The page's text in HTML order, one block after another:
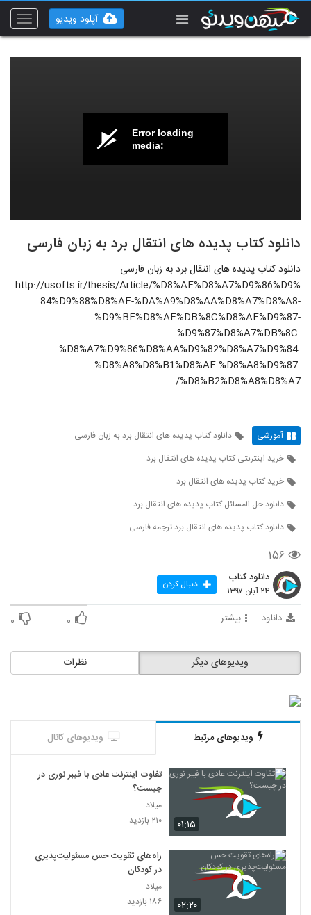
Toggle
آپلود ویدیو
Error loading
media:
دانلود کتاب پدیده های انتقال برد به زبان فارسی
دانلود کتاب پدیده های انتقال برد به زبان فارسی
http://usofts.ir/thesis/Article/%D8%AF%D8%A7%D9%86%D9%
84%D9%88%D8%AF-%DA%A9%D8%AA%D8%A7%D8%A8-
%D9%BE%D8%AF%DB%8C%D8%AF%D9%87-
%D9%87%D8%A7%DB%8C-
%D8%A7%D9%86%D8%AA%D9%82%D8%A7%D9%84-
%D8%A8%D8%B1%D8%AF-%D8%A8%D9%87-
%D8%B2%D8%A8%D8%A7/
آموزشی
دانلود کتاب پدیده های انتقال برد به زبان فارسی
خرید اینترنتی کتاب پدیده های انتقال برد
خرید کتاب پدیده های انتقال برد
دانلود حل المسائل کتاب پدیده های انتقال برد
دانلود کتاب پدیده های انتقال برد ترجمه فارسی
۱۵۶
دانلود کتاب
۲۴ آبان ۱۳۹۷ دنبال کردن
دانلود بیشتر ۰ ۰
نظرات ویدیوهای دیگر
ویدیوهای مرتبط ویدیوهای کانال
۰۱:۱۵
تفاوت اینترنت عادی با فیبر نوری در
چیست؟
میلاد
۲۱۰ بازدید
۰۲:۲۰
راه‌های تقویت حس مسئولیت‌پذیری
در کودکان
میلاد
۱۸۶ بازدید